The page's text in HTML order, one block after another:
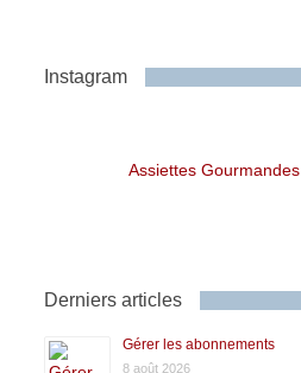
Instagram
Assiettes Gourmandes
Derniers articles
Gérer les abonnements
8 août 2026